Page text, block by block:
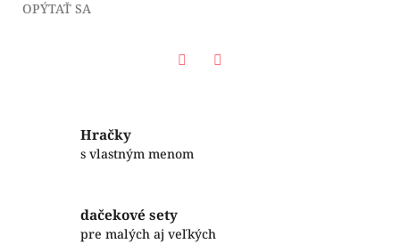
OPÝTAŤ SA
Hračky
s vlastným menom
dačekové sety
pre malých aj veľkých